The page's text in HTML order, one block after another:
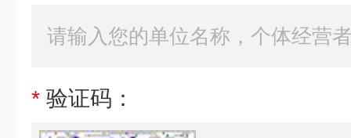
* 验证码：